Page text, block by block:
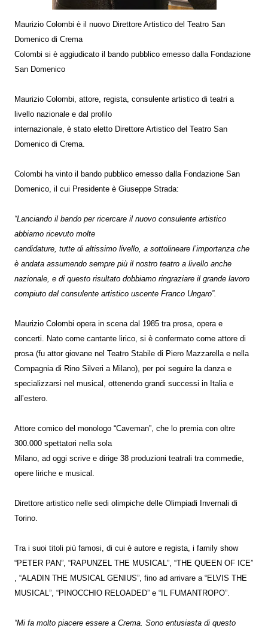
Maurizio Colombi è il nuovo Direttore Artistico del Teatro San
Domenico di Crema
Colombi si è aggiudicato il bando pubblico emesso dalla Fondazione
San Domenico
Maurizio Colombi, attore, regista, consulente artistico di teatri a
livello nazionale e dal profilo
internazionale, è stato eletto Direttore Artistico del Teatro San
Domenico di Crema.
Colombi ha vinto il bando pubblico emesso dalla Fondazione San
Domenico, il cui Presidente è Giuseppe Strada:
“Lanciando il bando per ricercare il nuovo consulente artistico
abbiamo ricevuto molte
candidature, tutte di altissimo livello, a sottolineare l’importanza che
è andata assumendo sempre più il nostro teatro a livello anche
nazionale, e di questo risultato dobbiamo ringraziare il grande lavoro
compiuto dal consulente artistico uscente Franco Ungaro”.
Maurizio Colombi opera in scena dal 1985 tra prosa, opera e
concerti. Nato come cantante lirico, si è confermato come attore di
prosa (fu attor giovane nel Teatro Stabile di Piero Mazzarella e nella
Compagnia di Rino Silveri a Milano), per poi seguire la danza e
specializzarsi nel musical, ottenendo grandi successi in Italia e
all’estero.
Attore comico del monologo “Caveman”, che lo premia con oltre
300.000 spettatori nella sola
Milano, ad oggi scrive e dirige 38 produzioni teatrali tra commedie,
opere liriche e musical.
Direttore artistico nelle sedi olimpiche delle Olimpiadi Invernali di
Torino.
Tra i suoi titoli più famosi, di cui è autore e regista, i family show
“PETER PAN”, “RAPUNZEL THE MUSICAL”, “THE QUEEN OF ICE”
, “ALADIN THE MUSICAL GENIUS”, fino ad arrivare a “ELVIS THE
MUSICAL”, “PINOCCHIO RELOADED” e “IL FUMANTROPO”.
“Mi fa molto piacere essere a Crema. Sono entusiasta di questo